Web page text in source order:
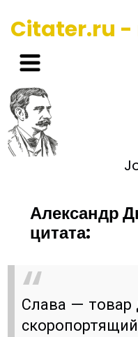
Citater.ru -
Александр
цитата:
Слава — товар